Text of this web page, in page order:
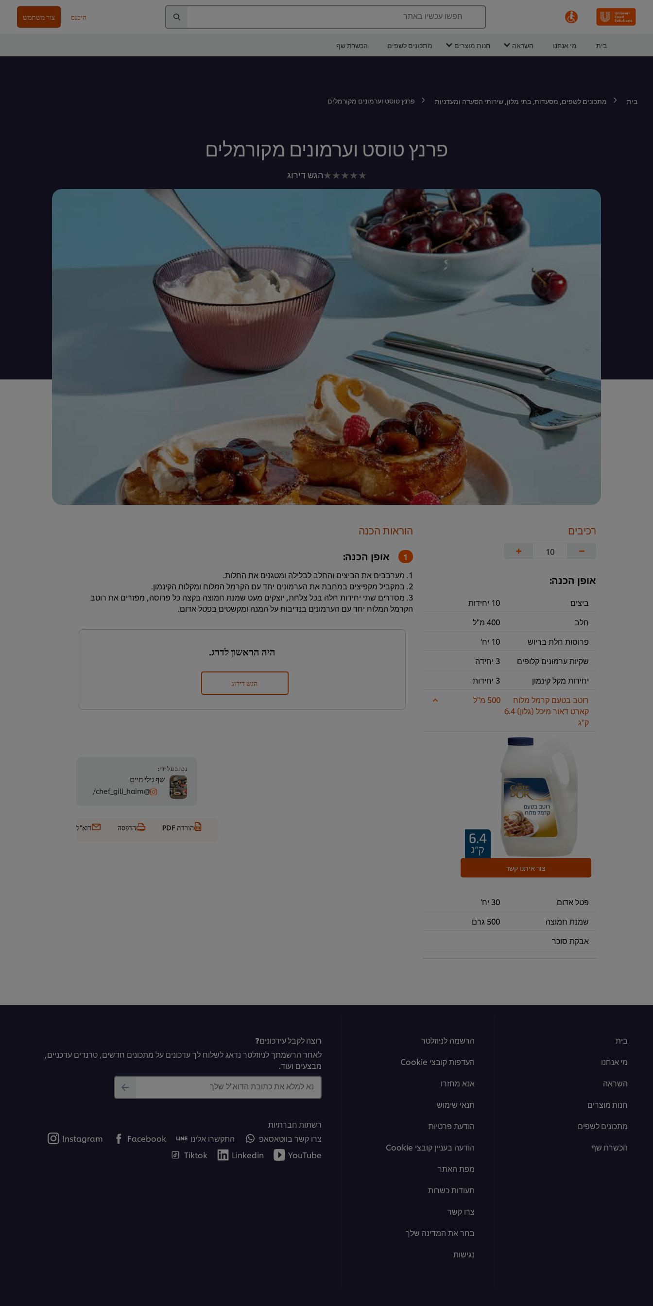
חפשו עכשיו באתר היכנס צור משתמש
בית מי אנחנו השראה חנות מוצרים מתכונים לשפים הכשרת שף
בית מתכונים לשפים, מסעדות, בתי מלון, שירותי הסעדה ומעדניות פרנץ טוסט וערמונים מקורמלים
פרנץ טוסט וערמונים מקורמלים
לא
נשלחו
הגש דירוג
רכיבים
−
+
אופן הכנה:
ביצים
10 יחידות
חלב
400 מ"ל
פרוסות חלת בריוש
10 יח'
שקיות ערמונים קלופים
3 יחידה
יחידות מקל קינמון
3 יחידות
רוטב בטעם קרמל מלוח
קארט דאור מיכל (גלון) 6.4
ק"ג
500 מ"ל
צור איתנו קשר
פטל אדום
30 יח'
שמנת חמוצה
500 גרם
אבקת סוכר
הוראות הכנה
אופן הכנה:
1. מערבבים את הביצים והחלב לבלילה ומטגנים את החלות.
2. במקביל מקפיצים במחבת את הערמונים יחד עם הקרמל המלוח ומקלות הקינמון.
3. מסדרים שתי יחידות חלה בכל צלחת, יוצקים מעט שמנת חמוצה בקצה כל פרוסה, מפזרים את רוטב
הקרמל המלוח יחד עם הערמונים בנדיבות על המנה ומקשטים בפטל אדום.
היה הראשון לדרג.
הגש דירוג
נכתב על ידי:
שף גילי חיים
@chef_gili_haim/
הורדת PDF הדפסה דוא"ל
בית
מי אנחנו
השראה
חנות מוצרים
מתכונים לשפים
הכשרת שף
הרשמה לניוזלטר
העדפות קובצי Cookie
אנא מחזרו
תנאי שימוש
הודעת פרטיות
הודעה בעניין קובצי Cookie
מפת האתר
תעודות כשרות
צרו קשר
בחר את המדינה שלך
נגישות
רוצה לקבל עידכונים?
לאחר הרשמתך לניוזלטר נדאג לשלוח לך עדכונים על מתכונים חדשים, טרנדים עדכניים,
מבצעים ועוד.
נא למלא את כתובת הדוא"ל שלך
רשתות חברתיות
צרו קשר בווטאסאפ
התקשרו אלינו Facebook
Instagram
YouTube
Linkedin
Tiktok